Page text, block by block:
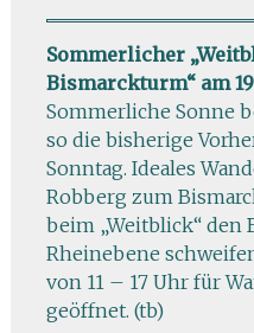
Sommerlicher
Bismarckturm“ am
Sommerliche Sonne
so die bisherige
Sonntag. Ideales
Robberg zum
beim „Weitblick“ den
Rheinebene
von 11 – 17 Uhr für
geöffnet. (tb)